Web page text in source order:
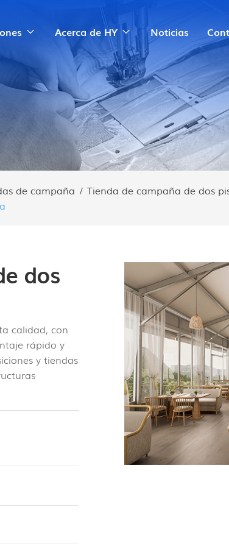
Acerca de HY Noticias
de campaña / Tienda de campaña de dos
dos
calidad, con
rápido y
y tiendas